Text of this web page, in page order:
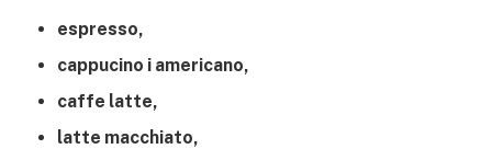
espresso,
cappucino i americano,
caffe latte,
latte macchiato,